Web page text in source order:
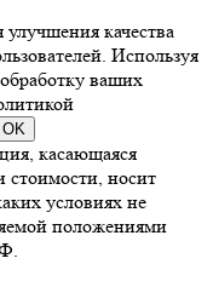
качества
Используя
ваших
OK
касающаяся
стоимости, носит
условиях не
положениями